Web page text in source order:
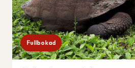
Fullbokad